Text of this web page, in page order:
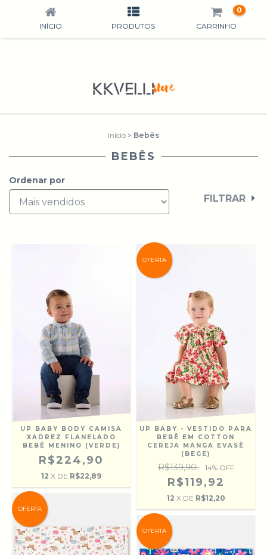
INÍCIO PRODUTOS CARRINHO
0
Início > Bebês
BEBÊS
Ordenar por
FILTRAR
UP BABY BODY CAMISA
XADREZ FLANELADO
BEBÊ MENINO (VERDE)
R$224,90
12 X DE R$22,89
OFERTA
UP BABY - VESTIDO PARA
BEBÊ EM COTTON
CEREJA MANGA EVASÊ
(BEGE)
R$139,90 14% OFF
R$119,92
12 X DE R$12,20
OFERTA
OFERTA